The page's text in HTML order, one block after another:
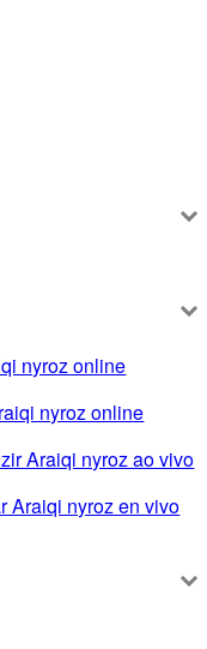
nyroz online
nyroz online
Araiqi nyroz ao vivo
Araiqi nyroz en vivo